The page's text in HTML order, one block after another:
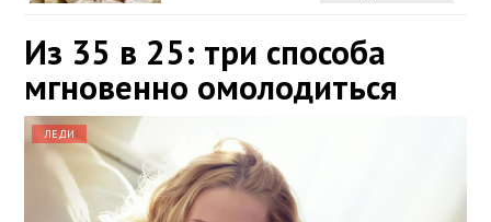
Из 35 в 25: три способа
мгновенно омолодиться
ЛЕДИ